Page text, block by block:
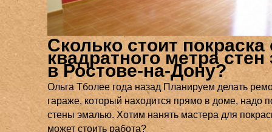
Сколько стоит покраска
квадратного метра
в Ростове-на-Дону?
Ольга Тболее года назад Планируем делать
гараже, который находится прямо в доме, надо
стены эмалью. Хотим нанять мастера для
может стоить работа?